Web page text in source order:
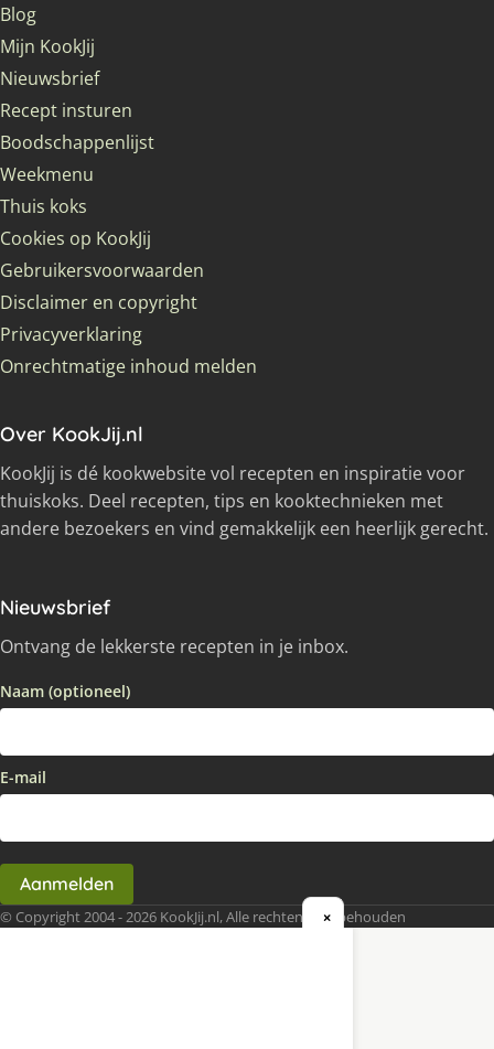
Blog
Mijn KookJij
Nieuwsbrief
Recept insturen
Boodschappenlijst
Weekmenu
Thuis koks
Cookies op KookJij
Gebruikersvoorwaarden
Disclaimer en copyright
Privacyverklaring
Onrechtmatige inhoud melden
Over KookJij.nl
KookJij is dé kookwebsite vol recepten en inspiratie voor
thuiskoks. Deel recepten, tips en kooktechnieken met
andere bezoekers en vind gemakkelijk een heerlijk gerecht.
Nieuwsbrief
Ontvang de lekkerste recepten in je inbox.
Naam (optioneel)
E-mail
Aanmelden
© Copyright 2004 - 2026 KookJij.nl, Alle rechten voorbehouden
×